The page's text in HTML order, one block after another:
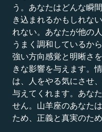
う。あなたはどんな瞬
き込まれるかもしれな
れない。あなたが他の
うまく調和しているか
強い方向感覚と明晰さ
きな影響を与えます。
は、人をやる気にさせ
与えてくれます。あな
せん。山羊座のあなた
ため、正義と真実のた